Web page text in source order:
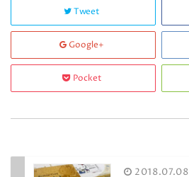
Tweet
Google+
Pocket
2018.07.08